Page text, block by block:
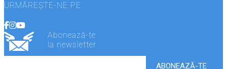
URMĂREȘTE-NE PE
Abonează-te
la newsletter